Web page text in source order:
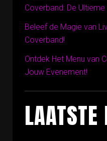
Coverband: De
Beleef de Magie van
Coverband!
Ontdek Het Menu van
Jouw Evenement!
LAATSTE